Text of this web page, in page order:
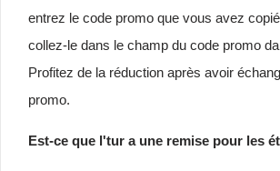
entrez le code promo que vous avez
collez-le dans le champ du code promo
Profitez de la réduction après avoir
promo.
Est-ce que l'tur a une remise pour les